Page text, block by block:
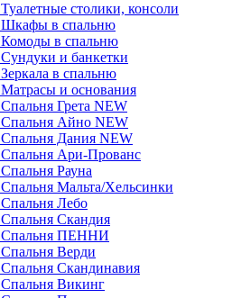
Туалетные столики, консоли
Шкафы в спальню
Комоды в спальню
Сундуки и банкетки
Зеркала в спальню
Матрасы и основания
Спальня Грета NEW
Спальня Айно NEW
Спальня Дания NEW
Спальня Ари-Прованс
Спальня Рауна
Спальня Мальта/Хельсинки
Спальня Лебо
Спальня Скандия
Спальня ПЕННИ
Спальня Верди
Спальня Скандинавия
Спальня Викинг